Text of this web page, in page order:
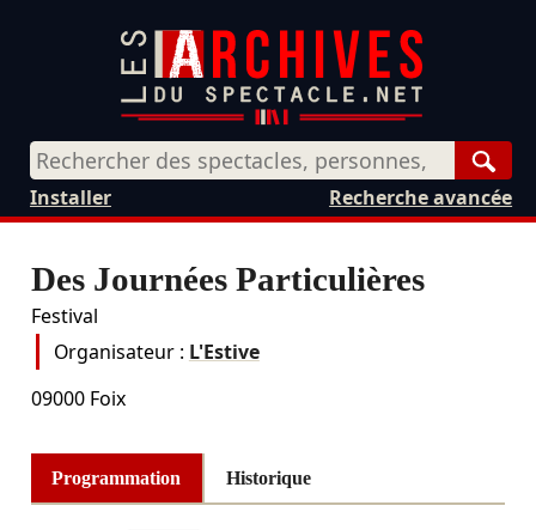
Recherche avancée
Installer
Des Journées Particulières
Festival
Organisateur : L'Estive
09000 Foix
Programmation Historique